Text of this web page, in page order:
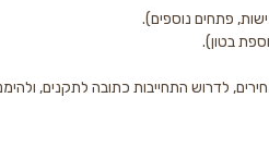
כתובה לתקנים, ולהימנע מקבלנים